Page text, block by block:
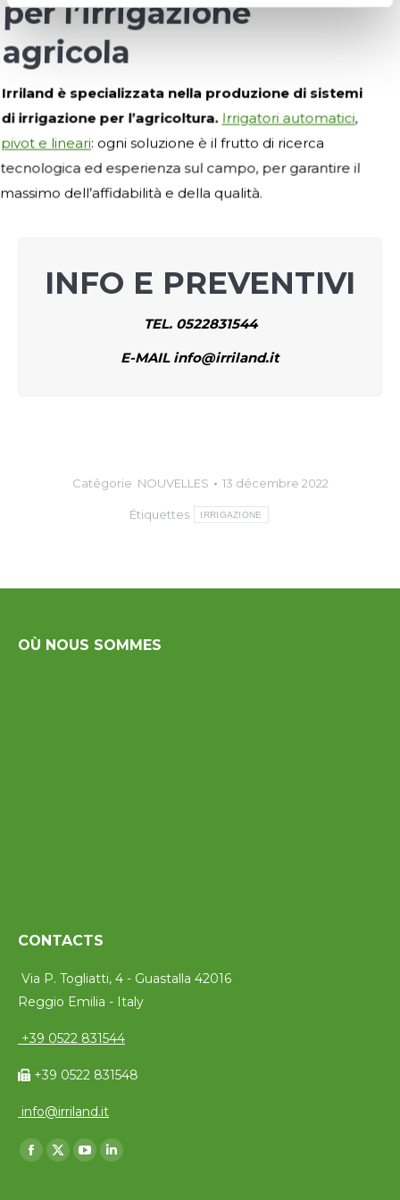
per l’irrigazione
agricola
Irriland è specializzata nella produzione di sistemi
di irrigazione per l’agricoltura. Irrigatori automatici
pivot e lineari: ogni soluzione è il frutto di ricerca
tecnologica ed esperienza sul campo, per garantire il
massimo dell’affidabilità e della qualità.
INFO E PREVENTIVI
TEL. 0522831544
E-MAIL info@irriland.it
Catégorie NOUVELLES 13 décembre 2022
Étiquettes IRRIGAZIONE
OÙ NOUS SOMMES
CONTACTS
Via P. Togliatti, 4 - Guastalla 42016
Reggio Emilia - Italy
+39 0522 831544
+39 0522 831548
info@irriland.it
Trouvez nous sur :
Facebook
X
YouTubeLinkedIn